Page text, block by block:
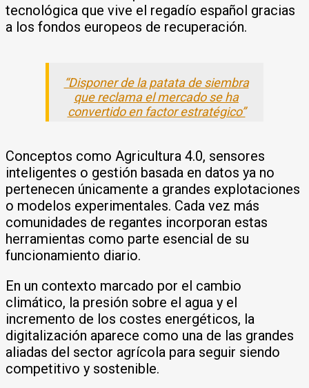
tecnológica que vive el regadío español gracias
a los fondos europeos de recuperación.
“Disponer de la patata de siembra
que reclama el mercado se ha
convertido en factor estratégico”
Conceptos como Agricultura 4.0, sensores
inteligentes o gestión basada en datos ya no
pertenecen únicamente a grandes explotaciones
o modelos experimentales. Cada vez más
comunidades de regantes incorporan estas
herramientas como parte esencial de su
funcionamiento diario.
En un contexto marcado por el cambio
climático, la presión sobre el agua y el
incremento de los costes energéticos, la
digitalización aparece como una de las grandes
aliadas del sector agrícola para seguir siendo
competitivo y sostenible.